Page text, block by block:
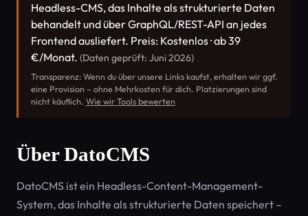
Headless-CMS, das Inhalte als strukturierte Daten
behandelt und über GraphQL/REST-API an jedes
Frontend ausliefert. Preis: Kostenlos · ab 39
€/Monat. (Daten geprüft: Juni 2026)
Transparenz: Wenn du über unsere Links kaufst, erhalten wir ggf.
eine Provision – ohne Mehrkosten für dich. Platzierungen sind
nicht käuflich. Wie wir Tools bewerten
Über DatoCMS
DatoCMS ist ein Headless-Content-Management-
System, das Inhalte als strukturierte Daten speichert –